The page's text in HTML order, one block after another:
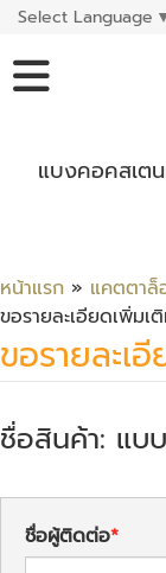
Select Language
แบงคอคสเต
หน้าแรก » แคตตาล็
ขอรายละเอียดเพิ่มเ
ขอรายละเ
ชื่อสินค้า: แบ
ชื่อผู้ติดต่อ